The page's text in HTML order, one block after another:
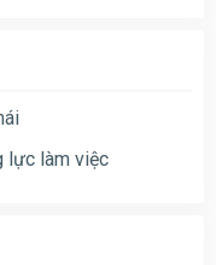
lực làm việc